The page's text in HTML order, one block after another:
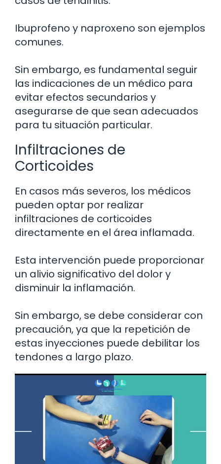
Ibuprofeno y naproxeno son ejemplos
comunes.
Sin embargo, es fundamental seguir
las indicaciones de un médico para
evitar efectos secundarios y
asegurarse de que sean adecuados
para tu situación particular.
Infiltraciones de
Corticoides
En casos más severos, los médicos
pueden optar por realizar
infiltraciones de corticoides
directamente en el área inflamada.
Esta intervención puede proporcionar
un alivio significativo del dolor y
disminuir la inflamación.
Sin embargo, se debe considerar con
precaución, ya que la repetición de
estas inyecciones puede debilitar los
tendones a largo plazo.